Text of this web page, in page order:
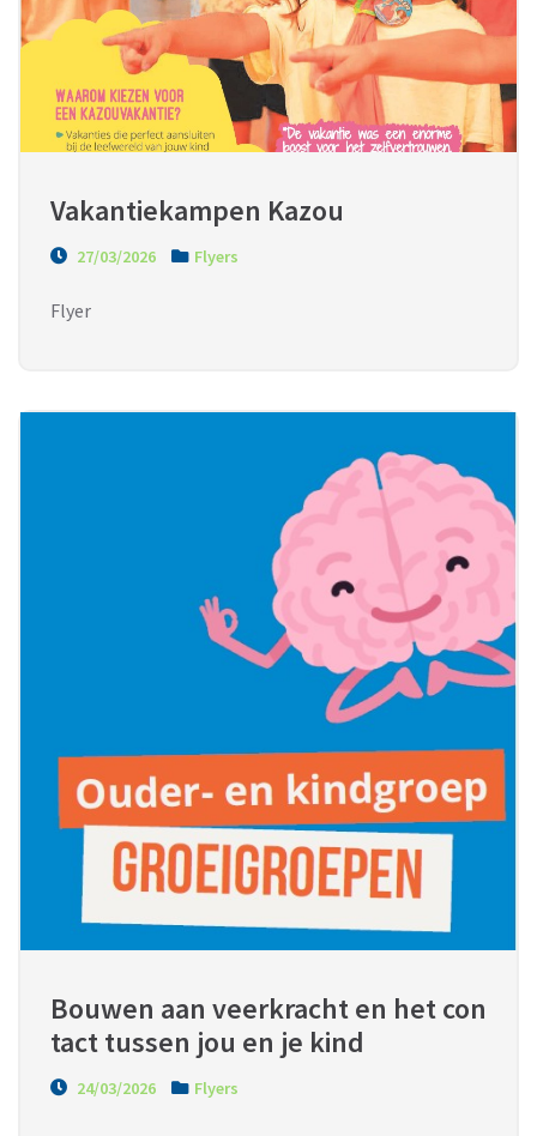
Vakantiekampen Kazou
27/03/2026 Flyers
Flyer
Bouwen aan veerkracht en het con
tact tussen jou en je kind
24/03/2026 Flyers